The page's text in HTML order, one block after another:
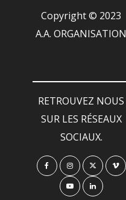
Copyright © 2023
A.A. ORGANISATION
RETROUVEZ NOUS
SUR LES RÉSEAUX
SOCIAUX.